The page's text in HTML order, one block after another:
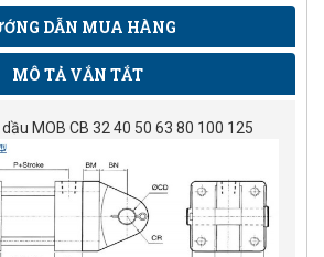
DẪN MUA HÀNG
MÔ TẢ VẮN TẮT
MOB CB 32 40 50 63 80 100 125